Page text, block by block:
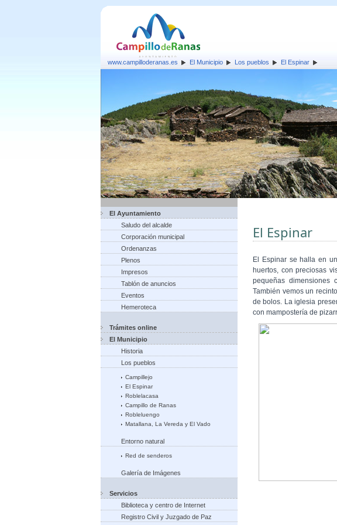
www.campilloderanas.es El Municipio Los pueblos El Espinar
El Ayuntamiento
Saludo del alcalde
Corporación municipal
Ordenanzas
Plenos
Impresos
Tablón de anuncios
Eventos
Hemeroteca
Trámites online
El Municipio
Historia
Los pueblos
Campillejo
El Espinar
Roblelacasa
Campillo de Ranas
Robleluengo
Matallana, La Vereda y El Vado
Entorno natural
Red de senderos
Galería de Imágenes
Servicios
Biblioteca y centro de Internet
Registro Civil y Juzgado de Paz
El Espinar
El Espinar se halla en
huertos, con preciosas
pequeñas dimensiones
También vemos un
de bolos. La iglesia
con mampostería de